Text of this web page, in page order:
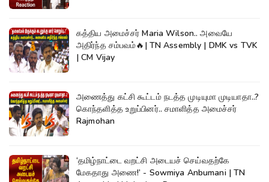
கத்திய அமைச்சர் Maria Wilson.. அவையே
அதிர்ந்த சம்பவம்🔥| TN Assembly | DMK vs TVK
| CM Vijay
அணைத்து கட்சி கூட்டம் நடத்த முடியுமா முடியாதா..?
கொந்தளித்த உறுப்பினர்.. சமாளித்த அமைச்சர்
Rajmohan
‘தமிழ்நாட்டை வறட்சி அடையச் செய்வதற்கே
மேகதாது அணை!’ - Sowmiya Anbumani | TN